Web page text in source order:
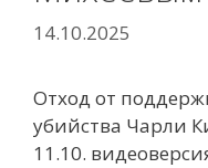
14.10.2025
Отход от
убийства Чарли
11.10.